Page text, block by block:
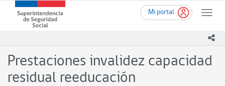
contenido
Mi portal
Toggle
Superintendencia
de
(SUSESO)
-
Gobierno
de
Prestaciones invalidez capacidad
residual reeducación